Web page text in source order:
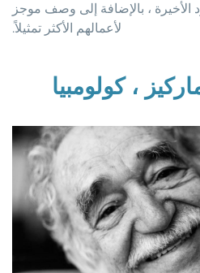
الأخيرة ، بالإضافة إلى وصف موجز
لأعمالهم الأكثر تمثيلاً.
، كولومبيا